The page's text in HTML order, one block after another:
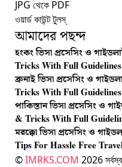
JPG থেকে PDF
ওয়ার্ড কাউন্ট টুলস্‌
আমাদের পছন্দ
হংকং ভিসা প্রসেসিং ও
Tricks With Full
ব্রুনাই ভিসা প্রসেসিং ও
Tricks With Full
পাকিস্তান ভিসা প্রসেসিং ও
& Tricks With Full
মরক্কো ভিসা প্রসেসিং ও
Tips For Hassle Free
©IMRKS.COM 2026